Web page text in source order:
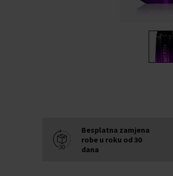
Besplatna zamjena
robe u roku od 30
dana